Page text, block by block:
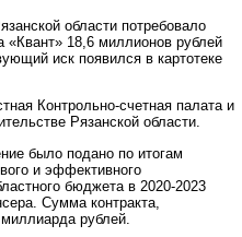
области потребовало
«Квант» 18,6 миллионов рублей
иск появился в картотеке
Контрольно-счетная палата и
Рязанской области.
было подано по итогам
и эффективного
бюджета в 2020-2023
Сумма контракта,
рублей.